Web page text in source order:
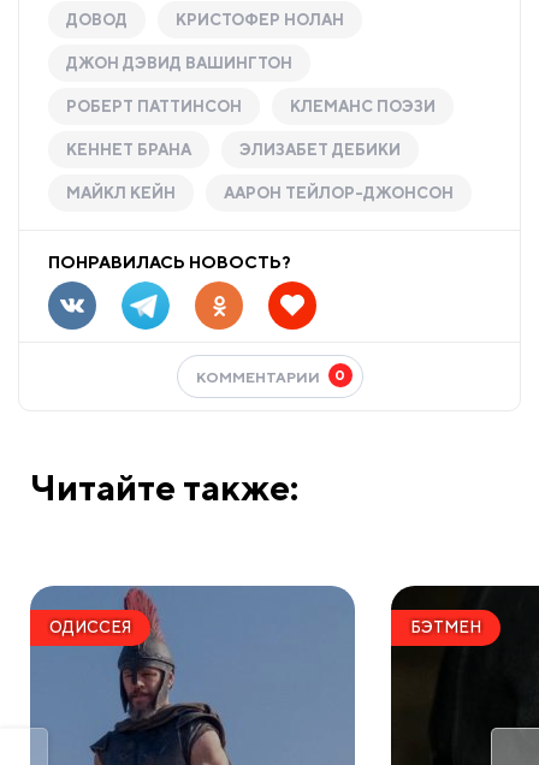
ДОВОД КРИСТОФЕР НОЛАН
ДЖОН ДЭВИД ВАШИНГТОН
РОБЕРТ ПАТТИНСОН КЛЕМАНС ПОЭЗИ
КЕННЕТ БРАНА ЭЛИЗАБЕТ ДЕБИКИ
МАЙКЛ КЕЙН ААРОН ТЕЙЛОР-ДЖОНСОН
ПОНРАВИЛАСЬ НОВОСТЬ?
КОММЕНТАРИИ 0
Читайте также:
ОДИССЕЯ БЭТМЕН